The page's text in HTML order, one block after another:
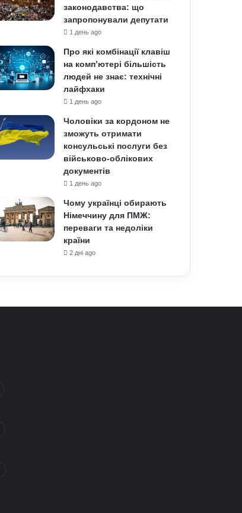
законодавства: що
запропонували депутати
1 день ago
Про які комбінації клавіш
на комп’ютері більшість
людей не знає: технічні
лайфхаки
1 день ago
Чоловіки за кордоном не
зможуть отримати
консульські послуги без
військово-облікових
документів
1 день ago
Чому українці обирають
Німеччину для ПМЖ:
переваги та недоліки
країни
2 дні ago